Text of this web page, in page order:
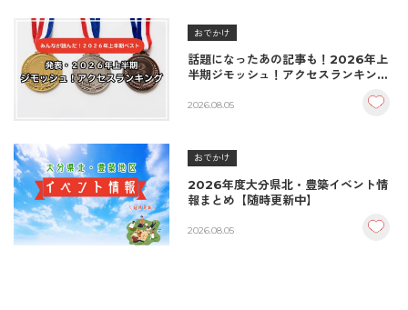
おでかけ
話題になったあの記事も！2026年上
半期ジモッシュ！アクセスランキング
2026.08.05
おでかけ
2026年度大分県北・豊築イベント情
報まとめ【随時更新中】
2026.08.05